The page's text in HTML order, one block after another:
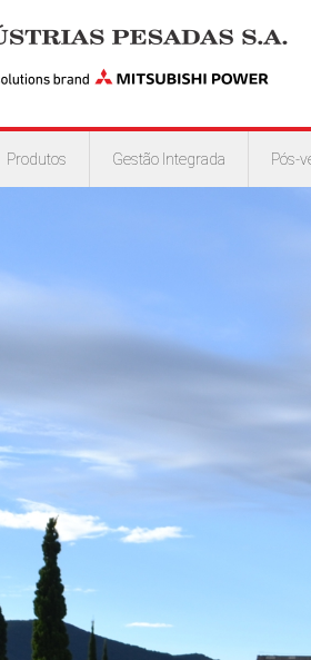
Produtos Gestão Integrada Pós-